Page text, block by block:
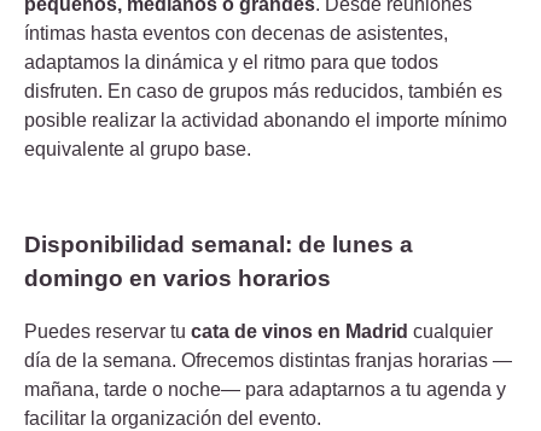
íntimas hasta eventos con decenas de asistentes,
adaptamos la dinámica y el ritmo para que todos
disfruten. En caso de grupos más reducidos, también es
posible realizar la actividad abonando el importe mínimo
equivalente al grupo base.
Disponibilidad semanal: de lunes a
domingo en varios horarios
Puedes reservar tu cata de vinos en Madrid cualquier
día de la semana. Ofrecemos distintas franjas horarias —
mañana, tarde o noche— para adaptarnos a tu agenda y
facilitar la organización del evento.